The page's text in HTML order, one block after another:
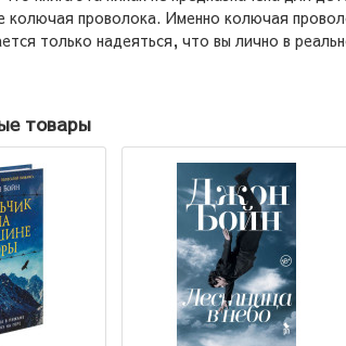
колючая проволока. Именно колючая
только надеяться, что вы лично в
товары